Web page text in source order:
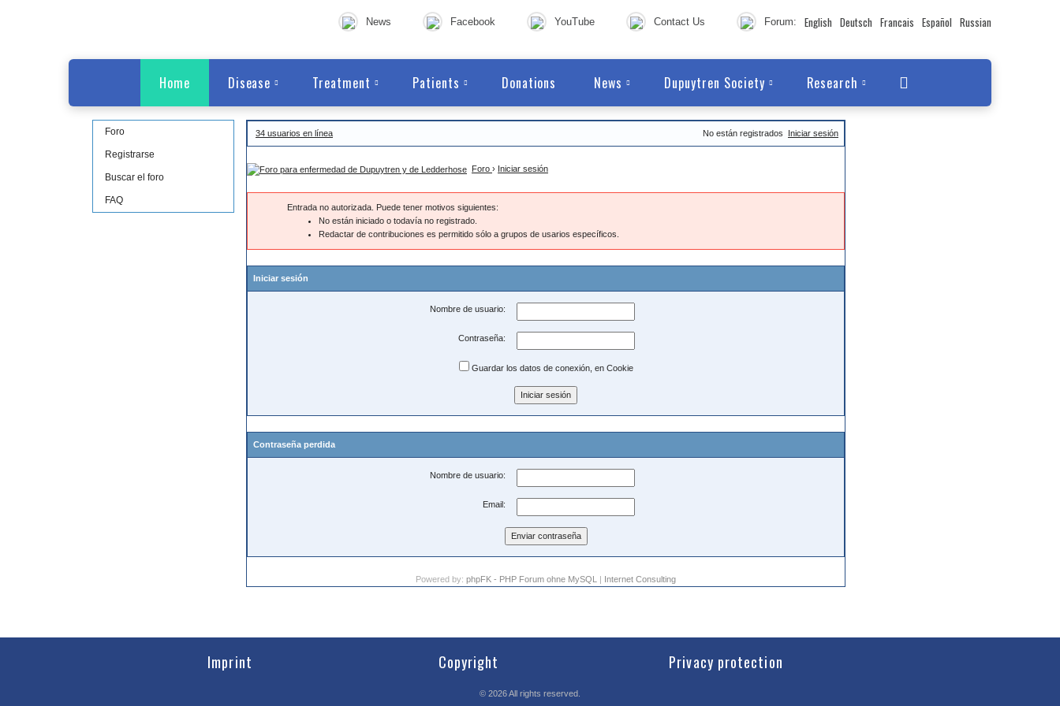
News Facebook YouTube Contact Us Forum: English Deutsch Francais Español Russian
Home Disease Treatment Patients Donations News Dupuytren Society Research
Foro
Registrarse
Buscar el foro
FAQ
34 usuarios en línea No están registrados Iniciar sesión
Foro › Iniciar sesión
Entrada no autorizada. Puede tener motivos siguientes:
No están iniciado o todavía no registrado.
Redactar de contribuciones es permitido sólo a grupos de usarios específicos.
Iniciar sesión
Nombre de usuario:
Contraseña:
Guardar los datos de conexión, en Cookie
Contraseña perdida
Nombre de usuario:
Email:
Powered by: phpFK - PHP Forum ohne MySQL | Internet Consulting
Imprint Copyright Privacy protection
© 2026All rights reserved.